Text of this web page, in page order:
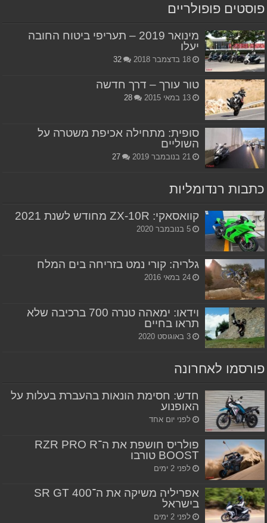
פוסטים פופולריים
מינואר 2019 – תעריפי ביטוח החובה
יעלו
18 בדצמבר 2018 32
טור עורך – דרך חדשה
13 במאי 2015 28
סופית: מתחילה אכיפת משטרה על
השוליים
21 בנובמבר 2019 27
כתבות רנדומליות
קוואסאקי: ZX-10R מחודש לשנת 2021
5 בנובמבר 2020
גלריה: קורי נמט בזריחה בים המלח
24 במאי 2016
וידאו: ימאהה טנרה 700 ברכיבה שלא
תראו בחיים
3 באוגוסט 2020
פורסמו לאחרונה
חדש: חסימת הונאות בהעברת בעלות על
האופנוע
לפני יום אחד
פולריס חושפת את ה־RZR PRO R
BOOST טורבו
לפני 2 ימים
אפריליה משיקה את ה־SR GT 400
בישראל
לפני 2 ימים